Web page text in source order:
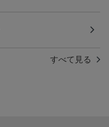
すべて見る